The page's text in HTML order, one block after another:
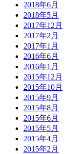
2018年6月
2018年5月
2017年12月
2017年2月
2017年1月
2016年6月
2016年1月
2015年12月
2015年10月
2015年9月
2015年8月
2015年6月
2015年5月
2015年4月
2015年2月